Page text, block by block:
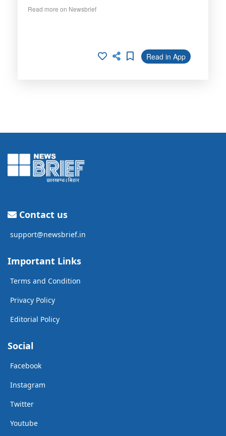
Read more on Newsbrief
Read in App
Contact us
support@newsbrief.in
Important Links
Terms and Condition
Privacy Policy
Editorial Policy
Social
Facebook
Instagram
Twitter
Youtube